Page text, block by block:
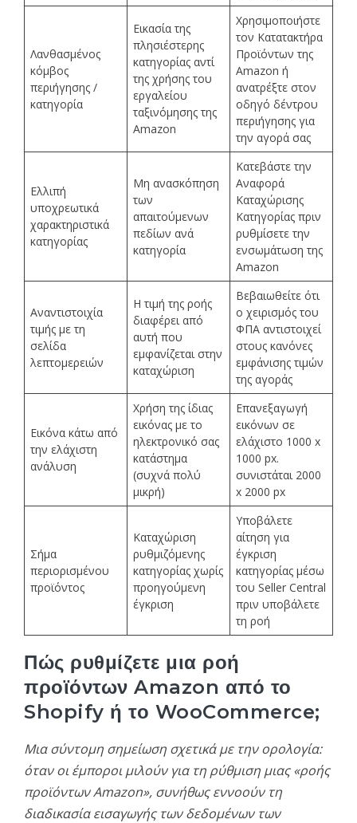
Λανθασμένος
κόμβος
περιήγησης /
κατηγορία
Εικασία της
πλησιέστερης
κατηγορίας αντί
της χρήσης του
εργαλείου
ταξινόμησης της
Amazon
Χρησιμοποιήστε
τον Κατατακτήρα
Προϊόντων της
Amazon ή
ανατρέξτε στον
οδηγό δέντρου
περιήγησης για
την αγορά σας
Ελλιπή
υποχρεωτικά
χαρακτηριστικά
κατηγορίας
Μη ανασκόπηση
των
απαιτούμενων
πεδίων ανά
κατηγορία
Κατεβάστε την
Αναφορά
Καταχώρισης
Κατηγορίας πριν
ρυθμίσετε την
ενσωμάτωση της
Amazon
Αναντιστοιχία
τιμής με τη
σελίδα
λεπτομερειών
Η τιμή της ροής
διαφέρει από
αυτή που
εμφανίζεται στην
καταχώριση
Βεβαιωθείτε ότι
ο χειρισμός του
ΦΠΑ αντιστοιχεί
στους κανόνες
εμφάνισης τιμών
της αγοράς
Εικόνα κάτω από
την ελάχιστη
ανάλυση
Χρήση της ίδιας
εικόνας με το
ηλεκτρονικό σας
κατάστημα
(συχνά πολύ
μικρή)
Επανεξαγωγή
εικόνων σε
ελάχιστο 1000 x
1000 px.
συνιστάται 2000
x 2000 px
Σήμα
περιορισμένου
προϊόντος
Καταχώριση
ρυθμιζόμενης
κατηγορίας χωρίς
προηγούμενη
έγκριση
Υποβάλετε
αίτηση για
έγκριση
κατηγορίας μέσω
του Seller Central
πριν υποβάλετε
τη ροή
Πώς ρυθμίζετε μια ροή
προϊόντων Amazon από το
Shopify ή το WooCommerce;
Μια σύντομη σημείωση σχετικά με την ορολογία:
όταν οι έμποροι μιλούν για τη ρύθμιση μιας «ροής
προϊόντων Amazon», συνήθως εννοούν τη
διαδικασία εισαγωγής των δεδομένων των